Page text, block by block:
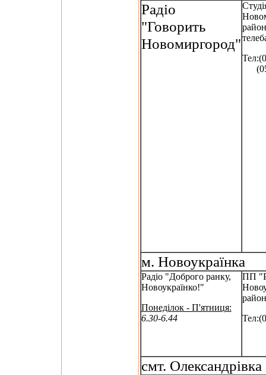
Радіо
"Говорить
Новомиргород"
м. Новоукраїнка
Радіо "Доброго ранку,
Новоукраїнко!"
Понеділок - П'ятниця:
6.30-6.44
ПП
смт. Олександрівка